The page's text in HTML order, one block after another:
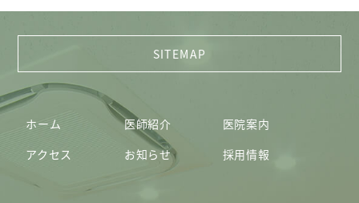
ホーム 医師紹介
医院案内
アクセス
お知らせ 採用情報